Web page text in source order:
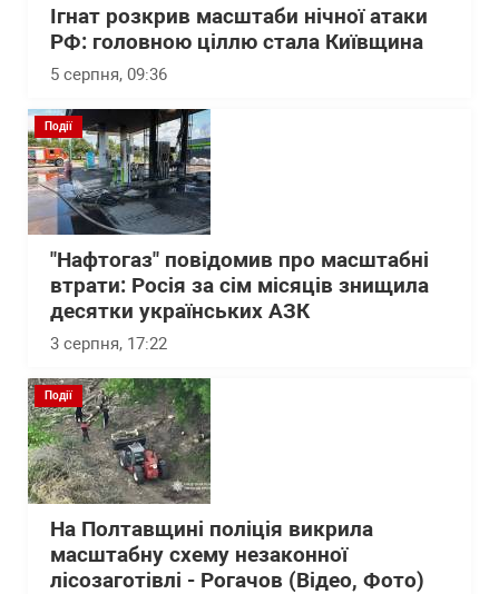
Ігнат розкрив масштаби нічної атаки
РФ: головною ціллю стала Київщина
5 серпня, 09:36
Події
"Нафтогаз" повідомив про масштабні
втрати: Росія за сім місяців знищила
десятки українських АЗК
3 серпня, 17:22
Події
На Полтавщині поліція викрила
масштабну схему незаконної
лісозаготівлі - Рогачов (Відео, Фото)